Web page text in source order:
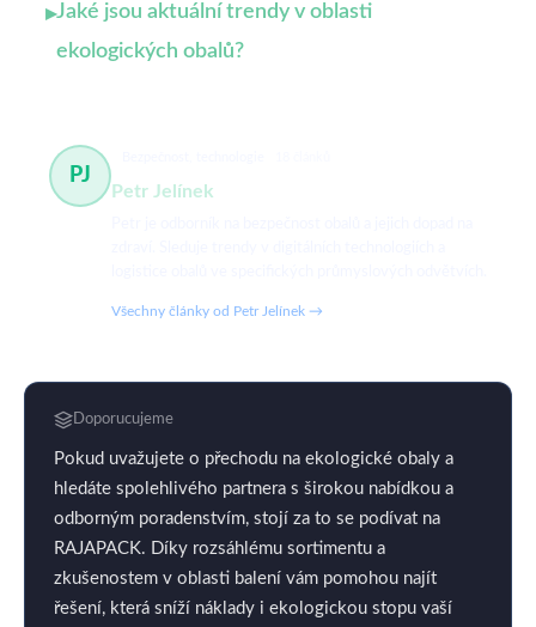
▸Jaké jsou aktuální trendy v oblasti
ekologických obalů?
PJ
Petr Jelínek
Všechny články od Petr Jelínek →
Doporucujeme
Pokud uvažujete o přechodu na ekologické obaly a
hledáte spolehlivého partnera s širokou nabídkou a
odborným poradenstvím, stojí za to se podívat na
RAJAPACK. Díky rozsáhlému sortimentu a
zkušenostem v oblasti balení vám pomohou najít
řešení, která sníží náklady i ekologickou stopu vaší